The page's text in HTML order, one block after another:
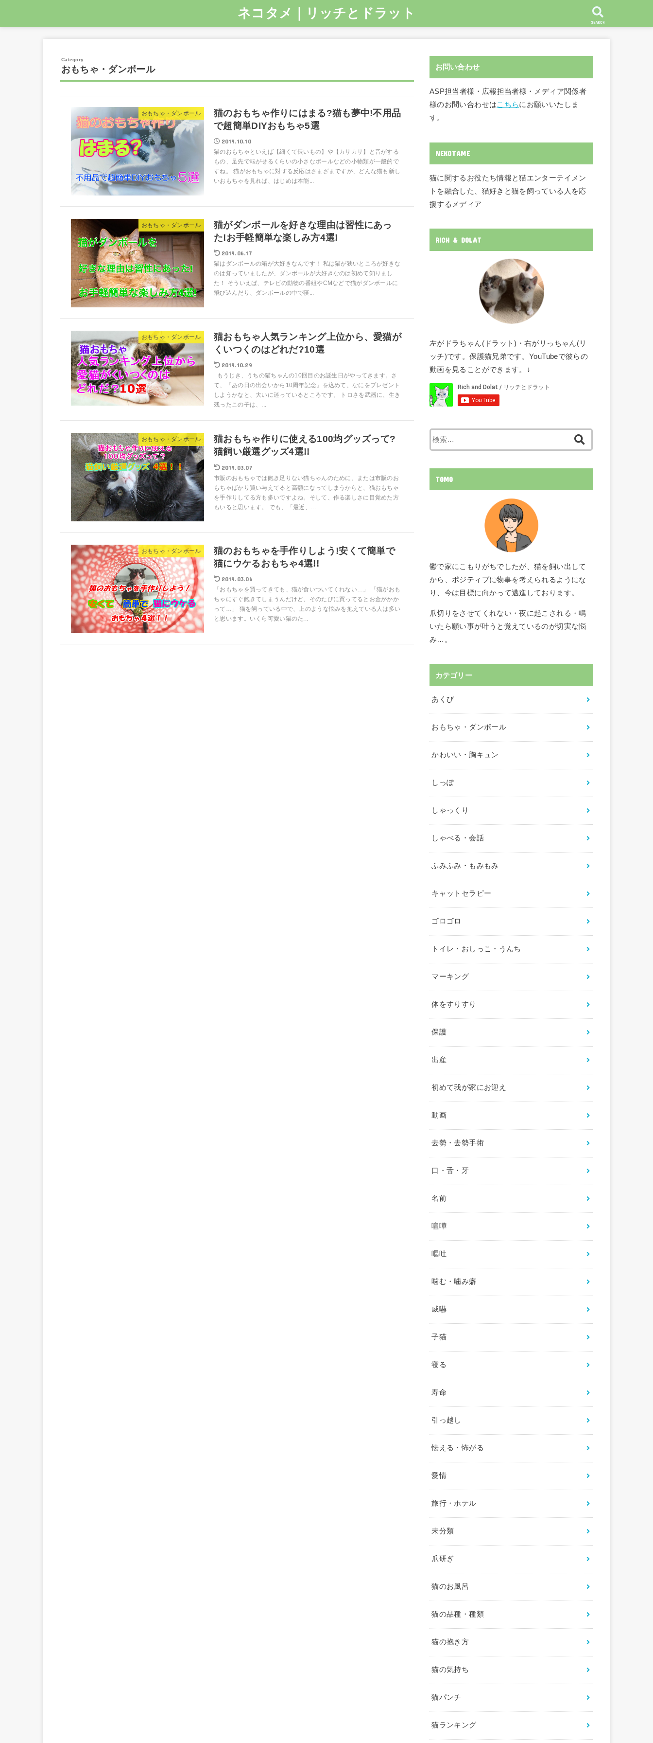
ネコタメ｜リッチとドラット
SEARCH
おもちゃ・ダンボール
おもちゃ・ダンボール
猫のおもちゃ作りにはまる?猫も夢中!不用品
で超簡単DIYおもちゃ5選
2019.10.10
猫のおもちゃといえば【細くて長いもの】や【カサカサ】と音がする
もの、足先で転がせるくらいの小さなボールなどの小物類が一般的で
すね。 猫がおもちゃに対する反応はさまざまですが、どんな猫も新し
いおもちゃを見れば、はじめは本能...
おもちゃ・ダンボール
猫がダンボールを好きな理由は習性にあっ
た!お手軽簡単な楽しみ方4選!
2019.06.17
猫はダンボールの箱が大好きなんです！ 私は猫が狭いところが好きな
のは知っていましたが、ダンボールが大好きなのは初めて知りまし
た！ そういえば、テレビの動物の番組やCMなどで猫がダンボールに
飛び込んだり、ダンボールの中で寝...
おもちゃ・ダンボール
猫おもちゃ人気ランキング上位から、愛猫が
くいつくのはどれだ?10選
2019.10.29
もうじき、うちの猫ちゃんの10回目のお誕生日がやってきます。さ
て、『あの日の出会いから10周年記念』を込めて、なにをプレゼント
しようかなと、大いに迷っているところです。 トロさを武器に、生き
残ったこの子は、...
おもちゃ・ダンボール
猫おもちゃ作りに使える100均グッズって?
猫飼い厳選グッズ4選!!
2019.03.07
市販のおもちゃでは飽き足りない猫ちゃんのために、または市販のお
もちゃばかり買い与えてると高額になってしまうからと、猫おもちゃ
を手作りしてる方も多いですよね。そして、作る楽しさに目覚めた方
もいると思います。 でも、「最近、...
おもちゃ・ダンボール
猫のおもちゃを手作りしよう!安くて簡単で
猫にウケるおもちゃ4選!!
2019.03.06
「おもちゃを買ってきても、猫が食いついてくれない…」 「猫がおも
ちゃにすぐ飽きてしまうんだけど、そのたびに買ってるとお金がかか
って…」 猫を飼っている中で、上のような悩みを抱えている人は多い
と思います。いくら可愛い猫のた...
お問い合わせ
ASP担当者様・広報担当者様・メディア関係者
様のお問い合わせはこちらにお願いいたしま
す。
NEKOTAME
猫に関するお役たち情報と猫エンターテイメン
トを融合した、猫好きと猫を飼っている人を応
援するメディア
RICH & DOLAT
左がドラちゃん(ドラット)・右がリっちゃん(リ
ッチ)です。保護猫兄弟です。YouTubeで彼らの
動画を見ることができます。↓
索:
TOMO
鬱で家にこもりがちでしたが、猫を飼い出して
から、ポジティブに物事を考えられるようにな
り、今は目標に向かって邁進しております。
爪切りをさせてくれない・夜に起こされる・鳴
いたら願い事が叶うと覚えているのが切実な悩
み…。
カテゴリー
あくび
おもちゃ・ダンボール
かわいい・胸キュン
しっぽ
しゃっくり
しゃべる・会話
ふみふみ・もみもみ
キャットセラピー
ゴロゴロ
トイレ・おしっこ・うんち
マーキング
体をすりすり
保護
出産
初めて我が家にお迎え
動画
去勢・去勢手術
口・舌・牙
名前
喧嘩
嘔吐
噛む・噛み癖
威嚇
子猫
寝る
寿命
引っ越し
怯える・怖がる
愛情
旅行・ホテル
未分類
爪研ぎ
猫のお風呂
猫の品種・種類
猫の抱き方
猫の気持ち
猫パンチ
猫ランキング